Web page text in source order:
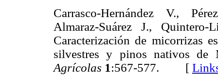
Carrasco-Hernández V.,
Almaraz-Suárez J.,
Caracterización de micorrizas
silvestres y pinos nativos
Agrícolas 1:567-577. [